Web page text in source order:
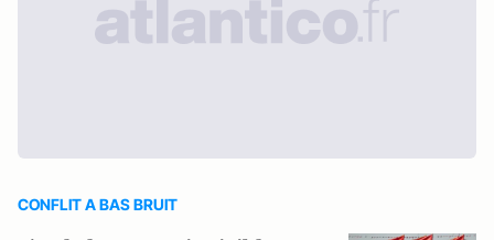
CONFLIT A BAS BRUIT